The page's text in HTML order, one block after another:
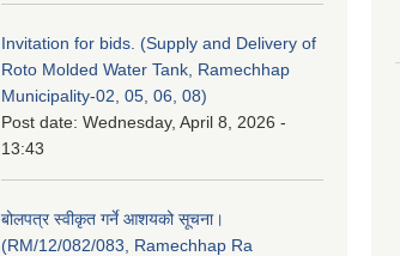
Invitation for bids. (Supply and Delivery of
Roto Molded Water Tank, Ramechhap
Municipality-02, 05, 06, 08)
Post date: Wednesday, April 8, 2026 -
13:43
बोलपत्र स्वीकृत गर्ने आशयको सूचना।
(RM/12/082/083, Ramechhap Ra